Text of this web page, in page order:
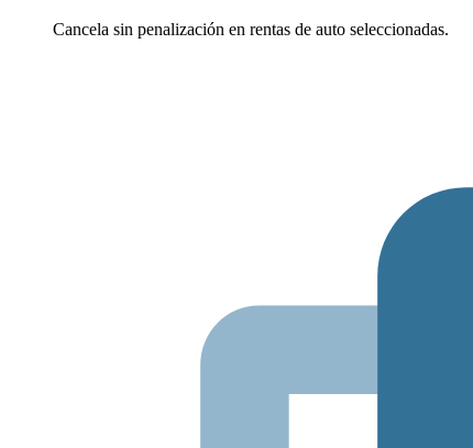
Cancela sin penalización en rentas de auto seleccionadas.